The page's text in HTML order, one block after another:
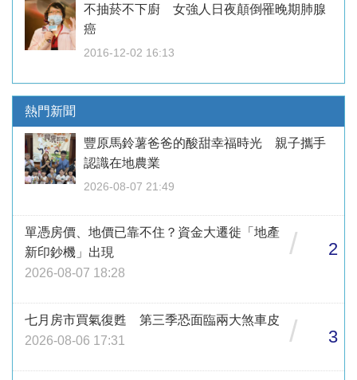
不抽菸不下廚 女強人日夜顛倒罹晚期肺腺
癌
2016-12-02 16:13
熱門新聞
豐原馬鈴薯爸爸的酸甜幸福時光 親子攜手
認識在地農業
2026-08-07 21:49
單憑房價、地價已靠不住？資金大遷徙「地產
新印鈔機」出現
2026-08-07 18:28
/ 2
七月房市買氣復甦 第三季恐面臨兩大煞車皮
2026-08-06 17:31
/ 3